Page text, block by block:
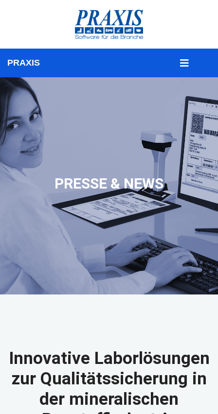
PRESSE & NEWS
Innovative Laborlösungen
zur Qualitätssicherung in
der mineralischen